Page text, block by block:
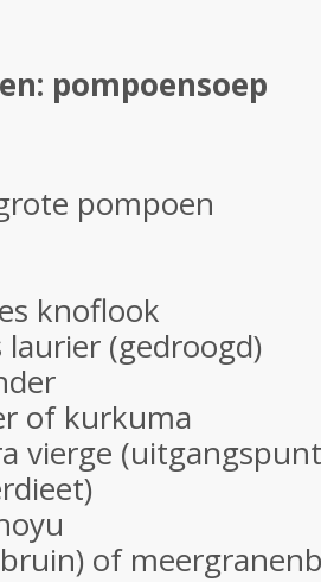
pompoensoep
pompoen
knoflook
(gedroogd)
of kurkuma
vierge
of